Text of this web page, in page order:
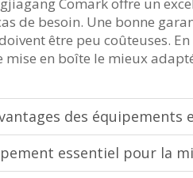
de besoin. Une bonne
être peu coûteuses.
mise en boîte le mieux
des équipements
essentiel pour la mise en